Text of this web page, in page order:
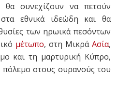
θα συνεχίζουν να πετούν
εθνικά ιδεώδη και θα
των ηρωικά πεσόντων
μέτωπο, στη Μικρά Ασία,
και τη μαρτυρική Κύπρο,
στους ουρανούς του